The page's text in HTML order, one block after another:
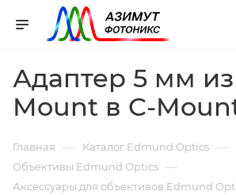
Адаптер 5 мм из
Mount в C-
Главная — Каталог Edmund Optics —
Объективы Edmund Optics —
Аксессуары для объективов Edmund